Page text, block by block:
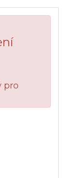
pro